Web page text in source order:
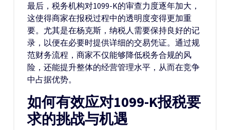
最后，税务机构对1099-K的审查力度逐年加大，
这使得商家在报税过程中的透明度变得更加重
要。尤其是在杨克斯，纳税人需要保持良好的记
录，以便在必要时提供详细的交易凭证。通过规
范财务流程，商家不仅能够降低税务合规的风
险，还能提升整体的经营管理水平，从而在竞争
中占据优势。
如何有效应对1099-K报税要
求的挑战与机遇